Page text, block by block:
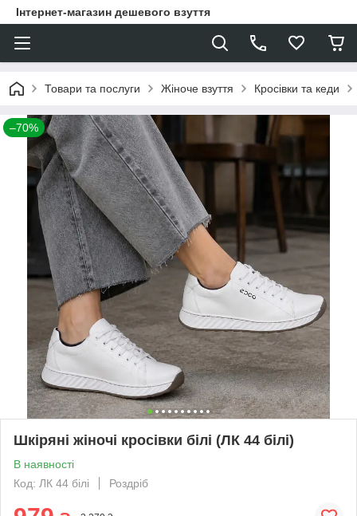
Інтернет-магазин дешевого взуття
Товари та послуги Жіноче взуття Кросівки та кеди
–70%
Шкіряні жіночі кросівки білі (ЛК 44 білі)
В наявності
Код: ЛК 44 білі
Роздріб